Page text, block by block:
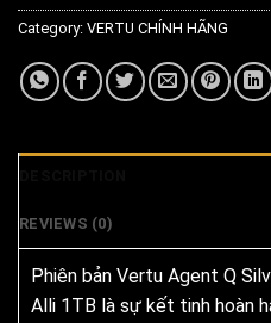
Category: VERTU CHÍNH HÃNG
REVIEWS (0)
Phiên bản Vertu Agent Q
Alli 1TB là sự kết tinh hoàn